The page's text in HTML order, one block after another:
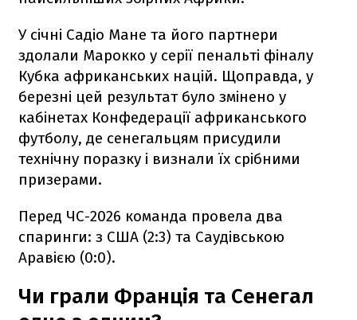
У січні Садіо Мане та його партнери
здолали Марокко у серії пенальті фіналу
Кубка африканських націй. Щоправда, у
березні цей результат було змінено у
кабінетах Конфедерації африканського
футболу, де сенегальцям присудили
технічну поразку і визнали їх срібними
призерами.
Перед ЧС-2026 команда провела два
спаринги: з США (2:3) та Саудівською
Аравією (0:0).
Чи грали Франція та Сенегал